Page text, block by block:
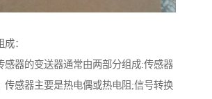
：
感器的变送器通常由两部分组成:传感器
传感器主要是热电偶或热电阻;信号转换